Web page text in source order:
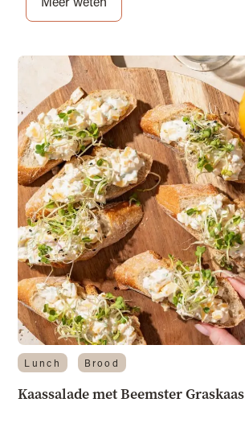
Lunch Brood
Kaassalade met Beemster Graskaas